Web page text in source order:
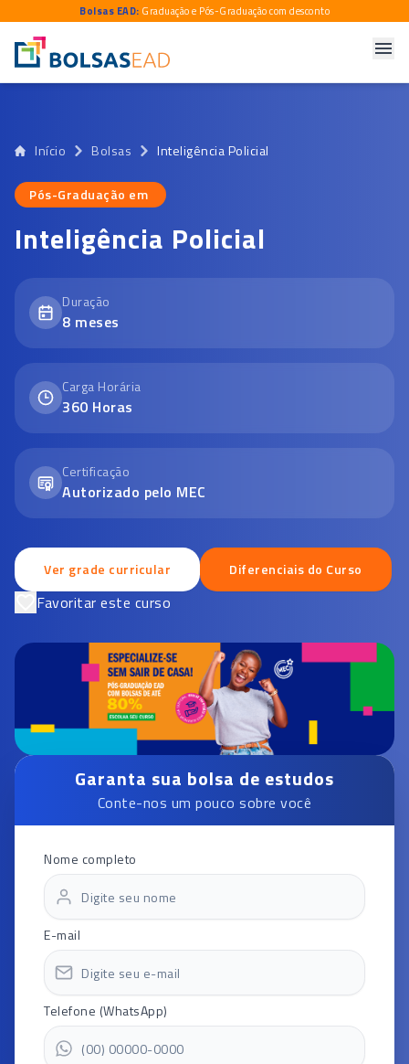
Bolsas EAD: Graduação e Pós-Graduação com desconto
Início Bolsas Inteligência Policial
Pós-Graduação em
Pós-Graduação em
Inteligência Policial
Duração
8 meses
Carga Horária
360 Horas
Certificação
Autorizado pelo MEC
Ver grade curricular Diferenciais do Curso
Favoritar este curso
Garanta sua bolsa de estudos
Conte-nos um pouco sobre você
Nome completo
E-mail
Telefone (WhatsApp)